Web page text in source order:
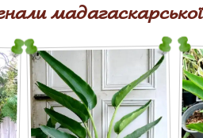
мадагаскарської